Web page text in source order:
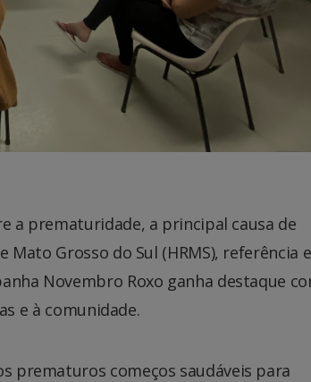
a prematuridade, a principal causa de
Grosso do Sul (HRMS), referência
Novembro Roxo ganha destaque
e à comunidade.
prematuros começos saudáveis para